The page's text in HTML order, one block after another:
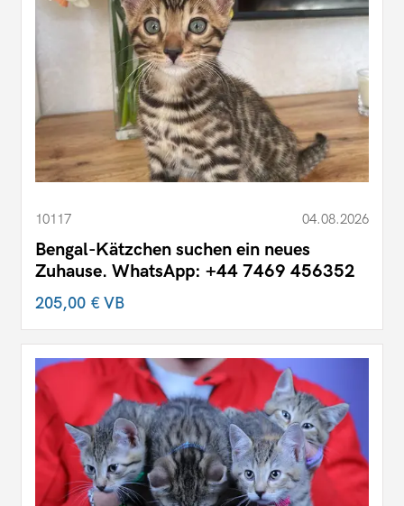
10117 04.08.2026
Bengal-Kätzchen suchen ein neues
Zuhause. WhatsApp: +44 7469 456352
205,00 €VB